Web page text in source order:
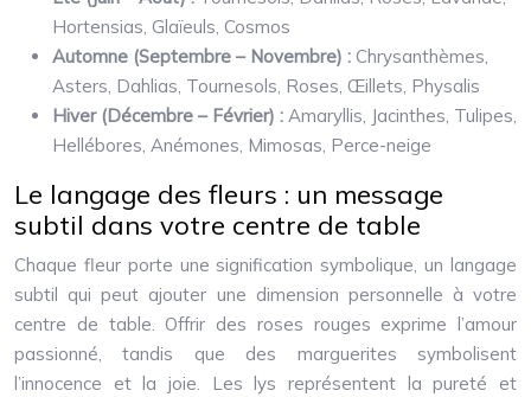
Hortensias, Glaïeuls, Cosmos
Automne (Septembre – Novembre) : Chrysanthèmes,
Asters, Dahlias, Tournesols, Roses, Œillets, Physalis
Hiver (Décembre – Février) : Amaryllis, Jacinthes, Tulipes,
Hellébores, Anémones, Mimosas, Perce-neige
Le langage des fleurs : un message
subtil dans votre centre de table
Chaque fleur porte une signification symbolique, un langage
subtil qui peut ajouter une dimension personnelle à votre
centre de table. Offrir des roses rouges exprime l’amour
passionné, tandis que des marguerites symbolisent
l’innocence et la joie. Les lys représentent la pureté et